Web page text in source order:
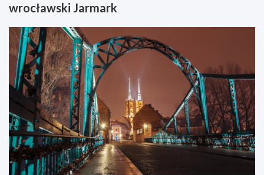
wrocławski Jarmark